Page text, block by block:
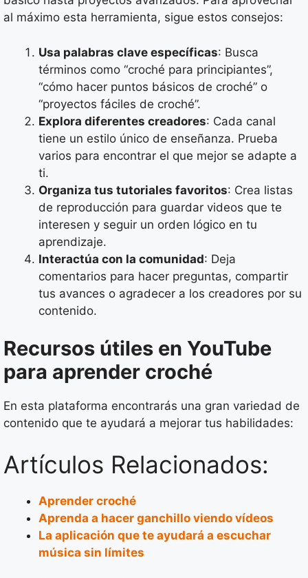
al máximo esta herramienta, sigue estos consejos:
Usa palabras clave específicas: Busca
términos como “croché para principiantes”,
“cómo hacer puntos básicos de croché” o
“proyectos fáciles de croché”.
Explora diferentes creadores: Cada canal
tiene un estilo único de enseñanza. Prueba
varios para encontrar el que mejor se adapte a
ti.
Organiza tus tutoriales favoritos: Crea listas
de reproducción para guardar videos que te
interesen y seguir un orden lógico en tu
aprendizaje.
Interactúa con la comunidad: Deja
comentarios para hacer preguntas, compartir
tus avances o agradecer a los creadores por su
contenido.
Recursos útiles en YouTube
para aprender croché
En esta plataforma encontrarás una gran variedad de
contenido que te ayudará a mejorar tus habilidades:
Artículos Relacionados:
Aprender croché
Aprenda a hacer ganchillo viendo vídeos
La aplicación que te ayudará a escuchar
música sin límites